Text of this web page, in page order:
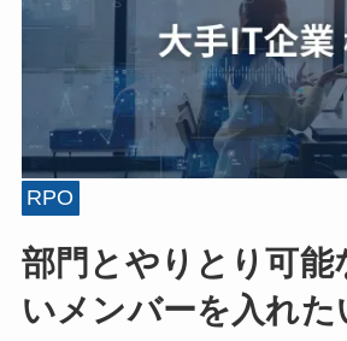
RPO
部門とやりとり可能
いメンバーを入れた